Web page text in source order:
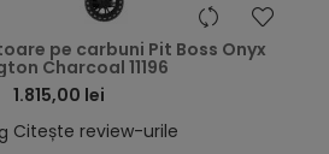
pe carbuni Pit Boss Onyx
Charcoal 11196
1.815,00 lei
Citește review-urile